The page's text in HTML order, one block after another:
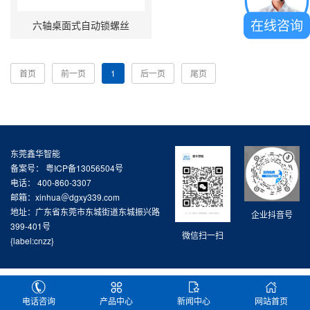
六轴桌面式自动锁螺丝
首页 前一页 1 后一页 尾页
企业抖音号
微信扫一扫
东莞鑫华智能
备案号： 粤ICP备13056504号
电话： 400-860-3307
邮箱：xinhua＠dgxy339.com
地址：广东省东莞市东城街道东城振兴路
399-401号
{label:cnzz}
电话咨询 产品中心 新闻中心 网站首页
在线咨询